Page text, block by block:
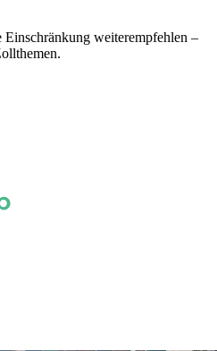
weiterempfehlen –